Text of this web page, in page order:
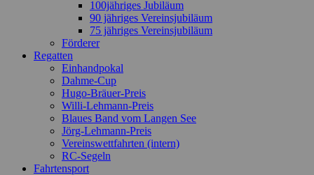
100jähriges Jubiläum
90 jähriges Vereinsjubiläum
75 jähriges Vereinsjubiläum
Förderer
Regatten
Einhandpokal
Dahme-Cup
Hugo-Bräuer-Preis
Willi-Lehmann-Preis
Blaues Band vom Langen See
Jörg-Lehmann-Preis
Vereinswettfahrten (intern)
RC-Segeln
Fahrtensport